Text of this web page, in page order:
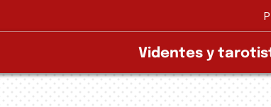
Videntes y